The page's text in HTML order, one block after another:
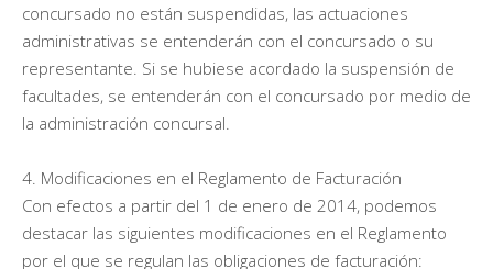
concursado no están suspendidas, las actuaciones
administrativas se entenderán con el concursado o su
representante. Si se hubiese acordado la suspensión de
facultades, se entenderán con el concursado por medio de
la administración concursal.
4. Modificaciones en el Reglamento de Facturación
Con efectos a partir del 1 de enero de 2014, podemos
destacar las siguientes modificaciones en el Reglamento
por el que se regulan las obligaciones de facturación: